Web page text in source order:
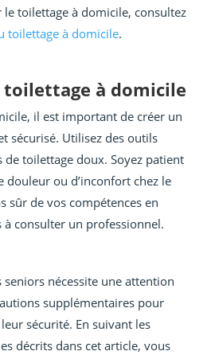
le toilettage à domicile, consultez
toilettage à domicile.
toilettage à domicile
il est important de créer un
sécurisé. Utilisez des outils
toilettage doux. Soyez patient
douleur ou d’inconfort chez le
sûr de vos compétences en
à consulter un professionnel.
seniors nécessite une attention
supplémentaires pour
sécurité. En suivant les
décrits dans cet article, vous